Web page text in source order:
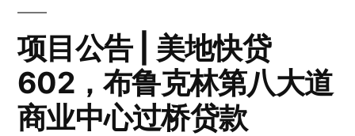
项目公告 | 美地快贷
602，布鲁克林第八大道
商业中心过桥贷款